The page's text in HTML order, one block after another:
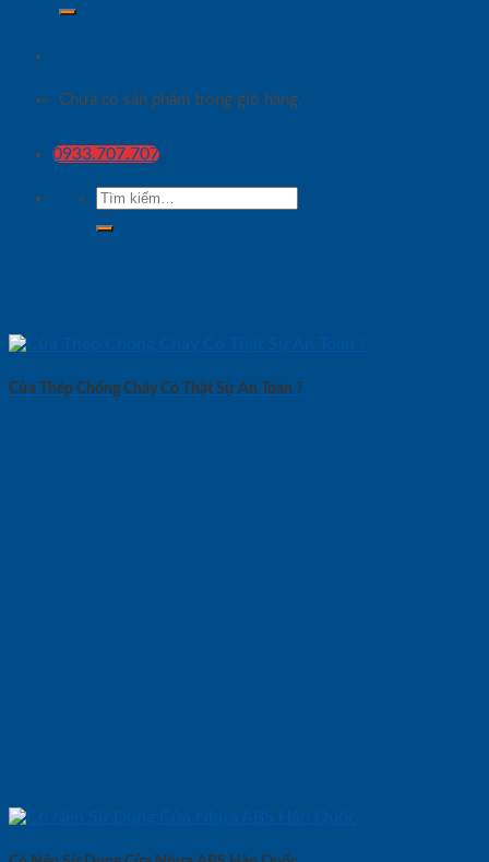
Chưa có sản phẩm trong giỏ hàng.
0933.707.707
Tìm
kiếm:
Cửa Thép Chống Cháy Có Thật Sự An Toàn ?